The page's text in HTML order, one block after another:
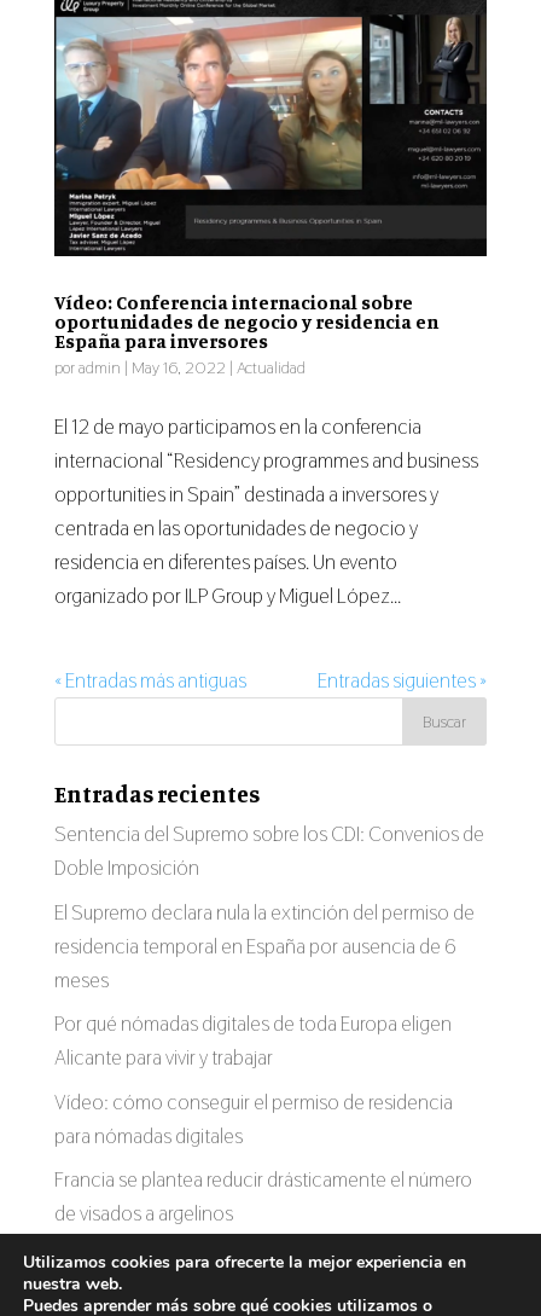
Vídeo: Conferencia internacional sobre
oportunidades de negocio y residencia en
España para inversores
poradmin | May 16, 2022 | Actualidad
El 12 de mayo participamos en la conferencia
internacional “Residency programmes and business
opportunities in Spain” destinada a inversores y
centrada en las oportunidades de negocio y
residencia en diferentes países. Un evento
organizado por ILP Group y Miguel López...
« Entradas más antiguas Entradas siguientes »
Entradas recientes
Sentencia del Supremo sobre los CDI: Convenios de
Doble Imposición
El Supremo declara nula la extinción del permiso de
residencia temporal en España por ausencia de 6
meses
Por qué nómadas digitales de toda Europa eligen
Alicante para vivir y trabajar
Vídeo: cómo conseguir el permiso de residencia
para nómadas digitales
Francia se plantea reducir drásticamente el número
de visados a argelinos
Utilizamos cookies para ofrecerte la mejor experiencia en
nuestra web.
Puedes aprender más sobre qué cookies utilizamos o